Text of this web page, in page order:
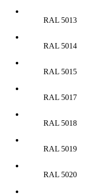
RAL 5013
RAL 5014
RAL 5015
RAL 5017
RAL 5018
RAL 5019
RAL 5020